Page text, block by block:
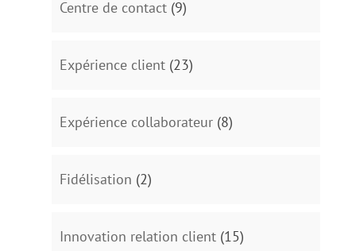
Centre de contact(9)
Expérience client(23)
Expérience collaborateur(8)
Fidélisation (2)
Innovation relation client(15)